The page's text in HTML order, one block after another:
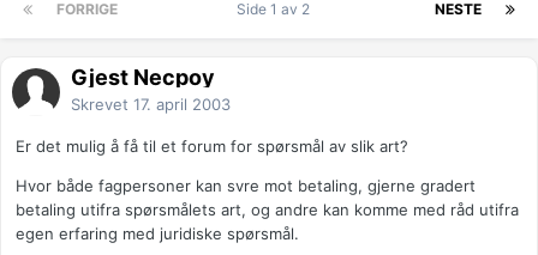
FORRIGE NESTE
Side 1 av 2
Gjest Necpoy
Skrevet 17. april 2003
Er det mulig å få til et forum for spørsmål av slik art?
Hvor både fagpersoner kan svre mot betaling, gjerne gradert
betaling utifra spørsmålets art, og andre kan komme med råd utifra
egen erfaring med juridiske spørsmål.